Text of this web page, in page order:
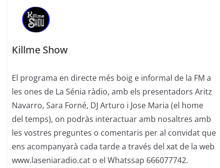
Killme Show
El programa en directe més boig e informal de la FM a
les ones de La Sénia ràdio, amb els presentadors Aritz
Navarro, Sara Forné, DJ Arturo i Jose Maria (el home
del temps), on podràs interactuar amb nosaltres amb
les vostres preguntes o comentaris per al convidat que
ens acompanyarà cada tarde a través del xat de la web
www.laseniaradio.cat o el Whatssap 666077742.